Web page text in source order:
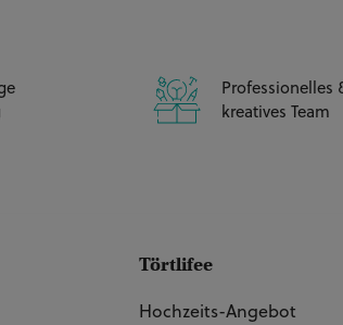
Professionelles
kreatives Team
Törtlifee
Hochzeits-Angebot